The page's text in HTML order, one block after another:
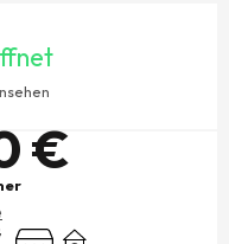
€
Getränkestand
Shop Spiele für Kinder /